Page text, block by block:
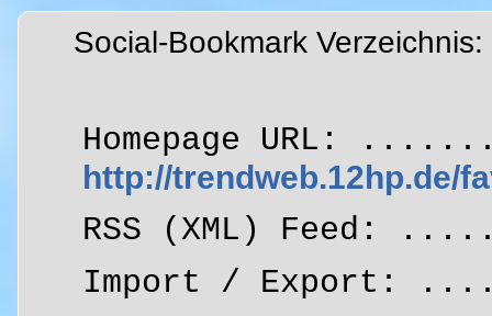
Social-Bookmark Verzeichnis:
Homepage URL:
http://trendweb.12hp.de/
RSS (XML) Feed:
Import / Export: